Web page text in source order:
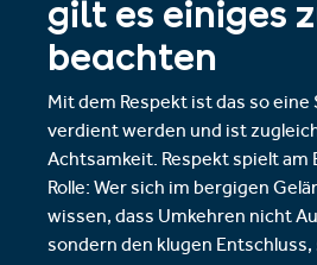
gilt es einiges
beachten
Mit dem Respekt ist das so eine
verdient werden und ist
Achtsamkeit. Respekt spielt am
Rolle: Wer sich im bergigen
wissen, dass Umkehren nicht
sondern den klugen